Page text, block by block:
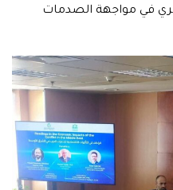
في مواجهة الصدمات